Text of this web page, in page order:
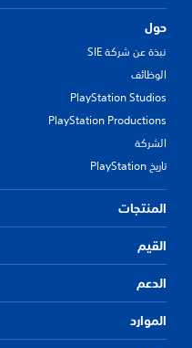
حول
نبذة عن شركة SIE
الوظائف
PlayStation Studios
PlayStation Productions
الشركة
تاريخ PlayStation
المنتجات
القيم
الدعم
الموارد